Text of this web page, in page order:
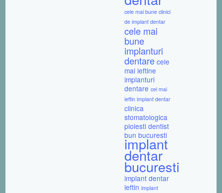
cele mai bune clinici
de implant dentar
cele mai
bune
implanturi
dentare cele
mai ieftine
implanturi
dentare cel mai
ieftin implant dentar
clinica
stomatologica
ploiesti dentist
bun bucuresti
implant
dentar
bucuresti
implant dentar
ieftin implant